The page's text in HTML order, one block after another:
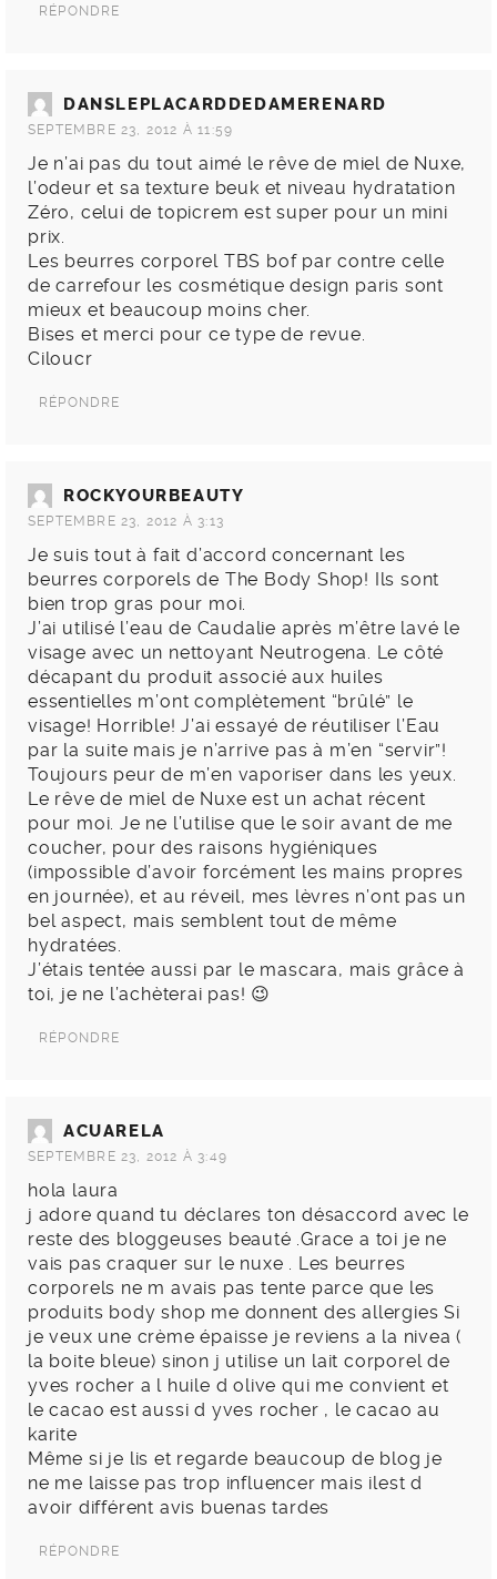
RÉPONDRE
DANSLEPLACARDDEDAMERENARD
SEPTEMBRE 23, 2012 À 11:59
Je n’ai pas du tout aimé le rêve de miel de Nuxe,
l’odeur et sa texture beuk et niveau hydratation
Zéro, celui de topicrem est super pour un mini
prix.
Les beurres corporel TBS bof par contre celle
de carrefour les cosmétique design paris sont
mieux et beaucoup moins cher.
Bises et merci pour ce type de revue.
Ciloucr
RÉPONDRE
ROCKYOURBEAUTY
SEPTEMBRE 23, 2012 À 3:13
Je suis tout à fait d’accord concernant les
beurres corporels de The Body Shop! Ils sont
bien trop gras pour moi.
J’ai utilisé l’eau de Caudalie après m’être lavé le
visage avec un nettoyant Neutrogena. Le côté
décapant du produit associé aux huiles
essentielles m’ont complètement “brûlé” le
visage! Horrible! J’ai essayé de réutiliser l’Eau
par la suite mais je n’arrive pas à m’en “servir”!
Toujours peur de m’en vaporiser dans les yeux.
Le rêve de miel de Nuxe est un achat récent
pour moi. Je ne l’utilise que le soir avant de me
coucher, pour des raisons hygiéniques
(impossible d’avoir forcément les mains propres
en journée), et au réveil, mes lèvres n’ont pas un
bel aspect, mais semblent tout de même
hydratées.
J’étais tentée aussi par le mascara, mais grâce à
toi, je ne l’achèterai pas! 😉
RÉPONDRE
ACUARELA
SEPTEMBRE 23, 2012 À 3:49
hola laura
j adore quand tu déclares ton désaccord avec le
reste des bloggeuses beauté .Grace a toi je ne
vais pas craquer sur le nuxe . Les beurres
corporels ne m avais pas tente parce que les
produits body shop me donnent des allergies Si
je veux une crème épaisse je reviens a la nivea (
la boite bleue) sinon j utilise un lait corporel de
yves rocher a l huile d olive qui me convient et
le cacao est aussi d yves rocher , le cacao au
karite
Même si je lis et regarde beaucoup de blog je
ne me laisse pas trop influencer mais ilest d
avoir différent avis buenas tardes
RÉPONDRE